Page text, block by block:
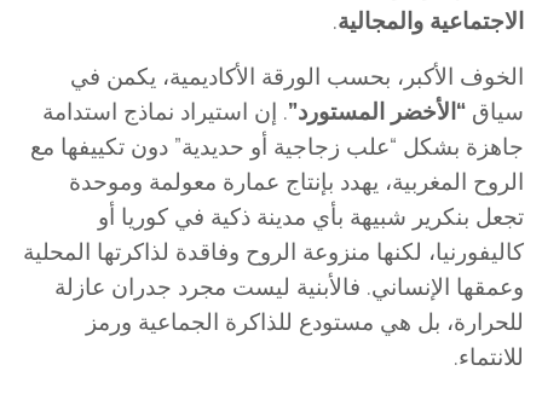
الاجتماعية والمجالية.
الخوف الأكبر، بحسب الورقة الأكاديمية، يكمن في
سياق “الأخضر المستورد”. إن استيراد نماذج استدامة
جاهزة بشكل “علب زجاجية أو حديدية” دون تكييفها مع
الروح المغربية، يهدد بإنتاج عمارة معولمة وموحدة
تجعل بنكرير شبيهة بأي مدينة ذكية في كوريا أو
كاليفورنيا، لكنها منزوعة الروح وفاقدة لذاكرتها المحلية
وعمقها الإنساني. فالأبنية ليست مجرد جدران عازلة
للحرارة، بل هي مستودع للذاكرة الجماعية ورمز
للانتماء.